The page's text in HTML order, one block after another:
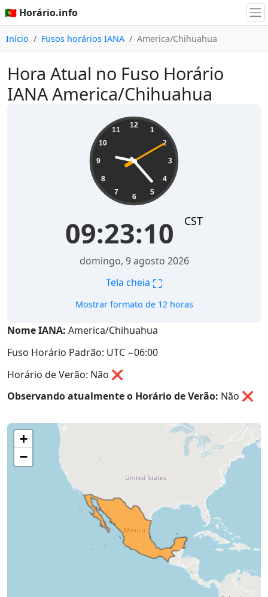
🇵🇹 Horário.info
Início Fusos horários IANA America/Chihuahua
Hora Atual no Fuso Horário
IANA America/Chihuahua
12
1
2
3
4
5
6
7
8
9
10
11
09:23:10 CST
domingo, 9 agosto 2026
Tela cheia ⛶
Mostrar formato de 12 horas
Nome IANA: America/Chihuahua
Fuso Horário Padrão: UTC −06:00
Horário de Verão: Não ❌
Observando atualmente o Horário de Verão: Não ❌
+
−